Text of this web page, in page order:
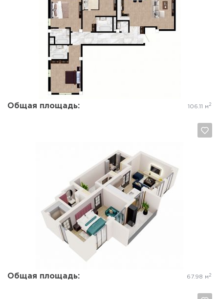
Общая площадь: 106.11 м 2
Общая площадь: 67.98 м 2
Да, удалить Отмена